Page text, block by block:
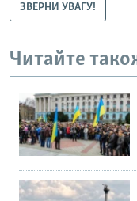
ЗВЕРНИ УВАГУ!
Читайте